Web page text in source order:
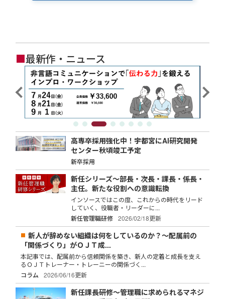
■最新作・ニュース
高専卒採用強化中！宇都宮にAI研究開発
センター秋頃竣工予定
新卒採用
新任シリーズ～部長・次長・課長・係長・
主任。新たな役割への意識転換
インソースではこの度、これからの時代をリード
していく、役職者・リーダーに...
新任管理職研修
2026/02/18更新
新人が辞めない組織は何をしているのか？～配属前の
「関係づくり」がＯＪＴ成...
本記事では、配属前から信頼関係を築き、新人の定着と成長を支え
るＯＪＴトレーナー・トレーニーの関係づく...
コラム
2026/06/16更新
新任課長研修～管理職に求められるマネジ